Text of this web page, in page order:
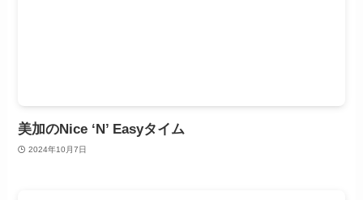
美加のNice ‘N’ Easyタイム
2024年10月7日